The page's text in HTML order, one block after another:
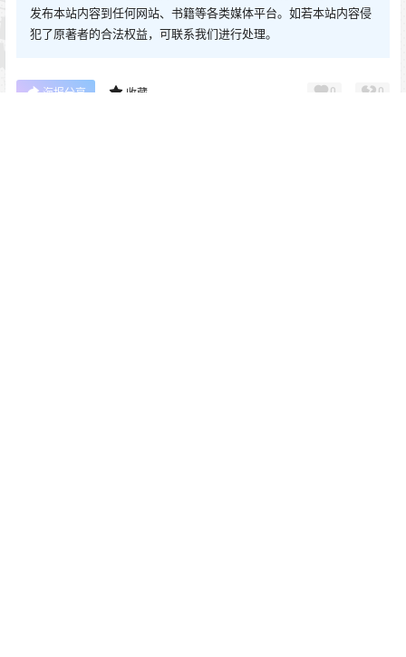
发布本站内容到任何网站、书籍等各类媒体平台。如若本站内容侵
犯了原著者的合法权益，可联系我们进行处理。
海报分享 收藏 0 0